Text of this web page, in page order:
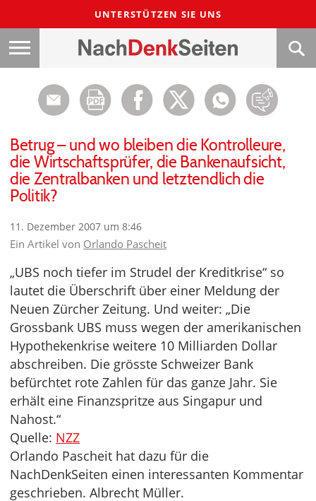
UNTERSTÜTZEN SIE UNS
Betrug – und wo bleiben die Kontrolleure,
die Wirtschaftsprüfer, die Bankenaufsicht,
die Zentralbanken und letztendlich die
Politik?
11. Dezember 2007 um 8:46
Ein Artikel von Orlando Pascheit
„UBS noch tiefer im Strudel der Kreditkrise“ so
lautet die Überschrift über einer Meldung der
Neuen Zürcher Zeitung. Und weiter: „Die
Grossbank UBS muss wegen der amerikanischen
Hypothekenkrise weitere 10 Milliarden Dollar
abschreiben. Die grösste Schweizer Bank
befürchtet rote Zahlen für das ganze Jahr. Sie
erhält eine Finanzspritze aus Singapur und
Nahost.“
Quelle: NZZ
Orlando Pascheit hat dazu für die
NachDenkSeiten einen interessanten Kommentar
geschrieben. Albrecht Müller.